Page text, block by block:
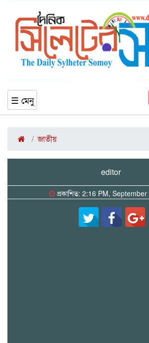
☰ মেনু
জাতীয়
editor
প্রকাশিত: 2:16 PM,